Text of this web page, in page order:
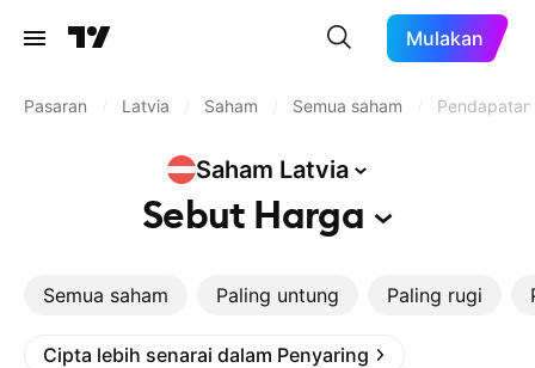
Mulakan
Pasaran Latvia Saham Semua saham
Saham Latvia
Sebut Harga
Semua saham Paling untung Paling rugi
Cipta lebih senarai dalam Penyaring